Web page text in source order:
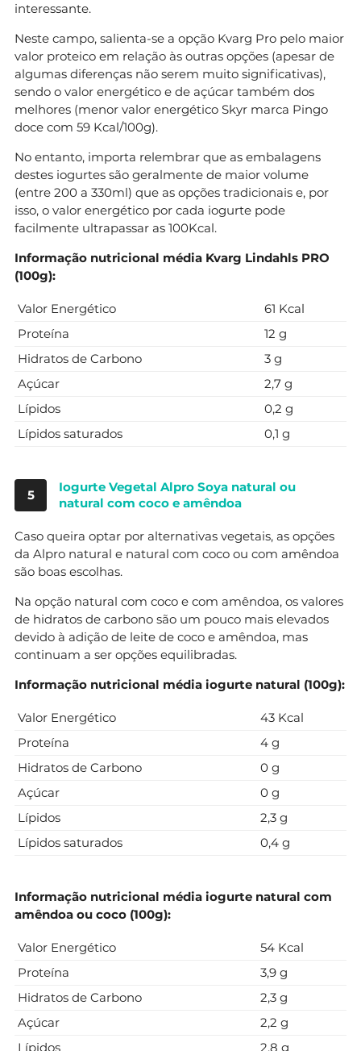
interessante.
Neste campo, salienta-se a opção Kvarg Pro pelo maior
valor proteico em relação às outras opções (apesar de
algumas diferenças não serem muito significativas),
sendo o valor energético e de açúcar também dos
melhores (menor valor energético Skyr marca Pingo
doce com 59 Kcal/100g).
No entanto, importa relembrar que as embalagens
destes iogurtes são geralmente de maior volume
(entre 200 a 330ml) que as opções tradicionais e, por
isso, o valor energético por cada iogurte pode
facilmente ultrapassar as 100Kcal.
Informação nutricional média Kvarg Lindahls PRO
(100g):
Valor Energético
61 Kcal
Proteína
12 g
Hidratos de Carbono
3 g
Açúcar
2,7 g
Lípidos
0,2 g
Lípidos saturados
0,1 g
5
Iogurte Vegetal Alpro Soya natural ou
natural com coco e amêndoa
Caso queira optar por alternativas vegetais, as opções
da Alpro natural e natural com coco ou com amêndoa
são boas escolhas.
Na opção natural com coco e com amêndoa, os valores
de hidratos de carbono são um pouco mais elevados
devido à adição de leite de coco e amêndoa, mas
continuam a ser opções equilibradas.
Informação nutricional média iogurte natural (100g):
Valor Energético
43 Kcal
Proteína
4 g
Hidratos de Carbono
0 g
Açúcar
0 g
Lípidos
2,3 g
Lípidos saturados
0,4 g
Informação nutricional média iogurte natural com
amêndoa ou coco (100g):
Valor Energético
54 Kcal
Proteína
3,9 g
Hidratos de Carbono
2,3 g
Açúcar
2,2 g
Lípidos
2,8 g